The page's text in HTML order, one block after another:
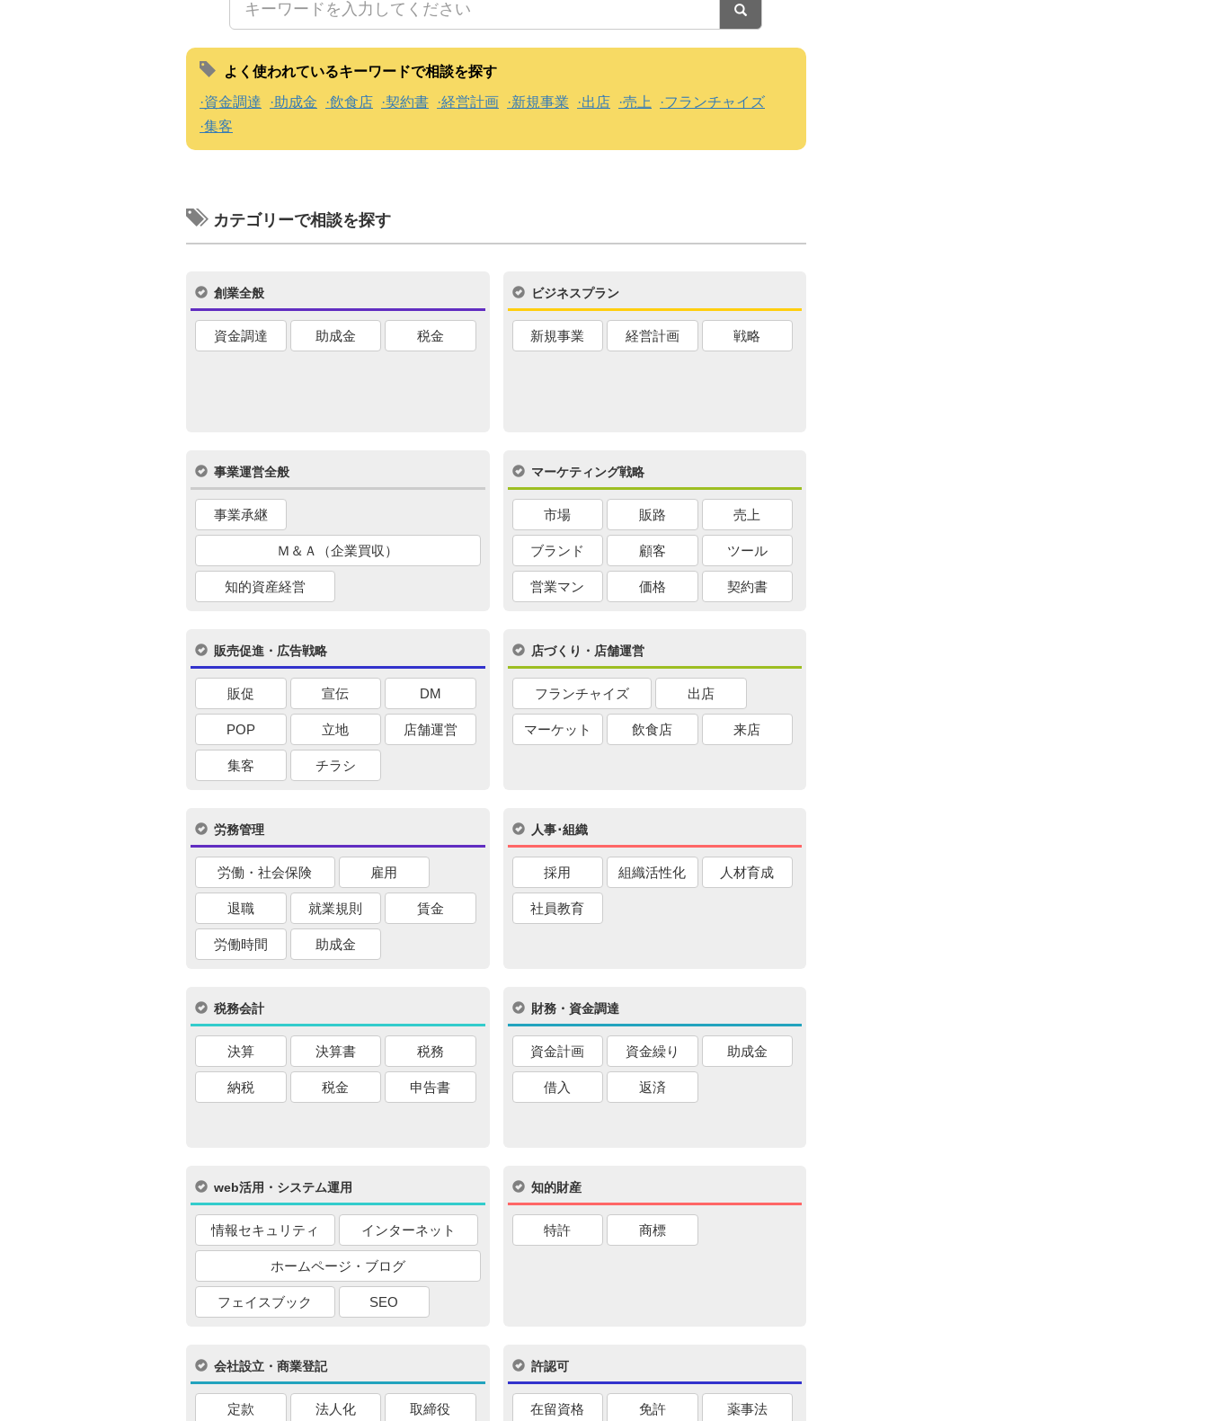
よく使われているキーワードで相談を探す
資金調達
助成金 飲食店 契約書 経営計画 新規事業 出店 売上
フランチャイズ
集客
カテゴリーで相談を探す
創業全般
資金調達 助成金 税金
ビジネスプラン
新規事業 経営計画 戦略
事業運営全般
事業承継
Ｍ＆Ａ（企業買収）
知的資産経営
マーケティング戦略
市場 販路 売上
ブランド 顧客 ツール
営業マン 価格 契約書
販売促進・広告戦略
販促 宣伝 DM
POP 立地 店舗運営
集客 チラシ
店づくり・店舗運営
フランチャイズ 出店
マーケット 飲食店 来店
労務管理
労働・社会保険 雇用
退職 就業規則 賃金
労働時間 助成金
人事･組織
採用 組織活性化 人材育成
社員教育
税務会計
決算 決算書 税務
納税 税金 申告書
財務・資金調達
資金計画 資金繰り 助成金
借入 返済
web活用・システム運用
情報セキュリティ インターネット
ホームページ・ブログ
フェイスブック SEO
知的財産
特許 商標
会社設立・商業登記
定款 法人化 取締役
許認可
在留資格 免許 薬事法